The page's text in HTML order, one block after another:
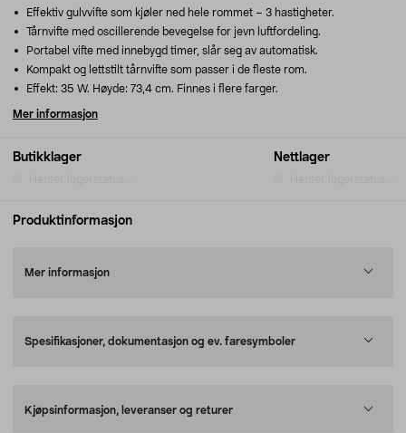
Butikklager Nettlager
Effektiv gulvvifte som kjøler ned hele rommet – 3 hastigheter.
Tårnvifte med oscillerende bevegelse for jevn luftfordeling.
Portabel vifte med innebygd timer, slår seg av automatisk.
Kompakt og lettstilt tårnvifte som passer i de fleste rom.
Effekt: 35 W. Høyde: 73,4 cm. Finnes i flere farger.
Mer informasjon
Produktinformasjon
Mer informasjon
Spesifikasjoner, dokumentasjon og ev. faresymboler
Kjøpsinformasjon, leveranser og returer